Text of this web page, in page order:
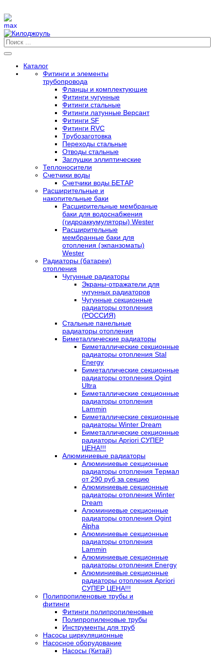
Каталог
Фитинги и элементы
трубопровода
Фланцы и комплектующие
Фитинги чугунные
Фитинги стальные
Фитинги латунные Версант
Фитинги SF
Фитинги RVC
Трубозаготовка
Переходы стальные
Отводы стальные
Заглушки эллиптические
Теплоносители
Счетчики воды
Счетчики воды БЕТАР
Расширительные и
накопительные баки
Расширительные мембраные
баки для водоснабжения
(гидроаккумуляторы) Wester
Расширительные
мембранные баки для
отопления (экпанзоматы)
Wester
Радиаторы (батареи)
отопления
Чугунные радиаторы
Экраны-отражатели для
чугунных радиаторов
Чугунные секционные
радиаторы отопления
(РОССИЯ)
Стальные панельные
радиаторы отопления
Биметаллические радиаторы
Биметаллические секционные
радиаторы отопления Stal
Energy
Биметаллические секционные
радиаторы отопления Ogint
Ultra
Биметаллические секционные
радиаторы отопления
Lammin
Биметаллические секционные
радиаторы Winter Dream
Биметаллические секционные
радиаторы Apriori СУПЕР
ЦЕНА!!!
Алюминиевые радиаторы
Алюминиевые секционные
радиаторы отопления Термал
от 290 руб за секцию
Алюминиевые секционные
радиаторы отопления Winter
Dream
Алюминиевые секционные
радиаторы отопления Ogint
Alpha
Алюминиевые секционные
радиаторы отопления
Lammin
Алюминиевые секционные
радиаторы отопления Energy
Алюминиевые секционные
радиаторы отопления Apriori
СУПЕР ЦЕНА!!!
Полипропиленовые трубы и
фитинги
Фитинги полипропиленовые
Полипропиленовые трубы
Инструменты для труб
Насосы циркуляционные
Насосное оборудование
Насосы (Китай)